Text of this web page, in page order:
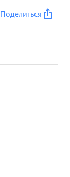
Поделиться